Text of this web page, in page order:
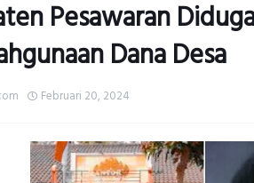
Pesawaran
Dana Desa
Februari 20, 2024